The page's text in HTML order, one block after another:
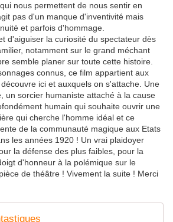
nous permettent de nous sentir en
pas d'un manque d'inventivité mais
et parfois d'hommage.
d'aiguiser la curiosité du spectateur dès
notamment sur le grand méchant
semble planer sur toute cette histoire.
connus, ce film appartient aux
ici et auxquels on s'attache. Une
un sorcier humaniste attaché à la cause
humain qui souhaite ouvrir une
qui cherche l'homme idéal et ce
de la communauté magique aux Etats
les années 1920 ! Un vrai plaidoyer
la défense des plus faibles, pour la
d'honneur à la polémique sur le
de théâtre ! Vivement la suite ! Merci